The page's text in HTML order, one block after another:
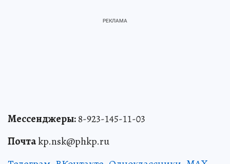
Мессенджеры:8-923-145-11-03
Почтаkp.nsk@phkp.ru